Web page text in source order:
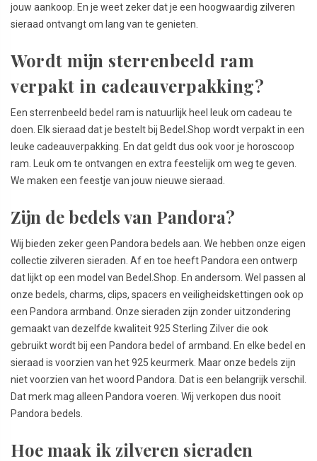
jouw aankoop. En je weet zeker dat je een hoogwaardig zilveren
sieraad ontvangt om lang van te genieten.
Wordt mijn sterrenbeeld ram
verpakt in cadeauverpakking?
Een sterrenbeeld bedel ram is natuurlijk heel leuk om cadeau te
doen. Elk sieraad dat je bestelt bij Bedel.Shop wordt verpakt in een
leuke cadeauverpakking. En dat geldt dus ook voor je horoscoop
ram. Leuk om te ontvangen en extra feestelijk om weg te geven.
We maken een feestje van jouw nieuwe sieraad.
Zijn de bedels van Pandora?
Wij bieden zeker geen Pandora bedels aan. We hebben onze eigen
collectie zilveren sieraden. Af en toe heeft Pandora een ontwerp
dat lijkt op een model van Bedel.Shop. En andersom. Wel passen al
onze bedels, charms, clips, spacers en veiligheidskettingen ook op
een Pandora armband. Onze sieraden zijn zonder uitzondering
gemaakt van dezelfde kwaliteit 925 Sterling Zilver die ook
gebruikt wordt bij een Pandora bedel of armband. En elke bedel en
sieraad is voorzien van het 925 keurmerk. Maar onze bedels zijn
niet voorzien van het woord Pandora. Dat is een belangrijk verschil.
Dat merk mag alleen Pandora voeren. Wij verkopen dus nooit
Pandora bedels.
Hoe maak ik zilveren sieraden